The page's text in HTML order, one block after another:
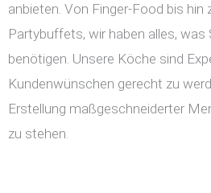
anbieten. Von Finger-Food bis
Partybuffets, wir haben alles, was
benötigen. Unsere Köche sind
Kundenwünschen gerecht zu
Erstellung maßgeschneiderter
zu stehen.